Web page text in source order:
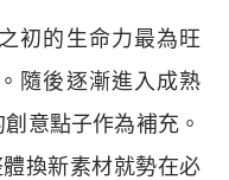
初的生命力最為旺
隨後逐漸進入成熟
意點子作為補充。
換新素材就勢在必